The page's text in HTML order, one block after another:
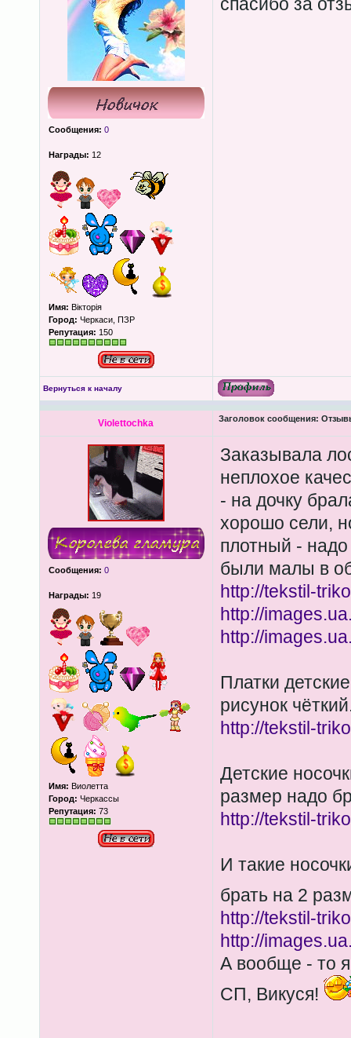
Сообщения: 0
Награды: 12
Имя: Вікторія
Город: Черкаси, ПЗР
Репутация: 150
Вернуться к началу
Violettochka Заголовок сообщения:
Сообщения: 0
Награды: 19
Имя: Виолетта
Город: Черкассы
Репутация: 73
Заказывала
неплохое
- на дочку
хорошо сели,
плотный -
были малы в
http://tekstil-
http://
http://
Платки
рисунок
http://tekstil-
Детские
размер надо
http://tekstil-
И такие
брать на 2
http://tekstil-
http://
А вообще - то я
СП, Викуся!